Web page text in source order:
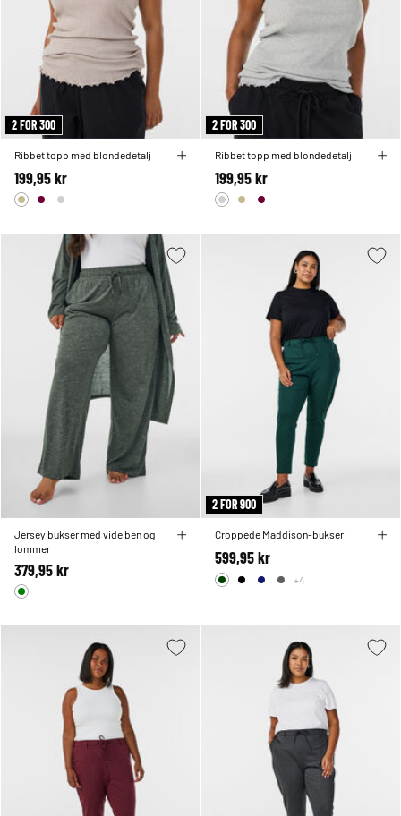
2 FOR 300
Ribbet topp med blondedetalj
199,95 kr
2 FOR 300
Ribbet topp med blondedetalj
199,95 kr
Jersey bukser med vide ben og
lommer
379,95 kr
2 FOR 900
Croppede Maddison-bukser
599,95 kr
+4